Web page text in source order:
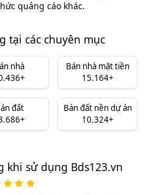
5 tầng, nằm gần trung tâm,
Đà Nẵngđang có giá khoảng
thường là những căn trong
Xuân,Cẩm Lệ. Còn ở các
giá dao động từ5,9 tỷ - 10 tỷ
vực trung tâm và gần các
căn hộ dịch vụ Đà Nẵngnằm
mua có thể tham khảo thêm
quảng cáo khác.
tại các chuyên mục
nhà
Bán nhà mặt tiền
15.164+
đất
Bán đất nền dự án
10.324+
khi sử dụng Bds123.vn